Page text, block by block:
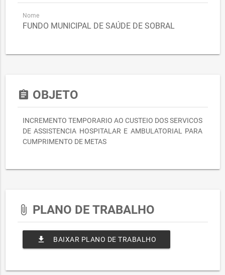
Nome
FUNDO MUNICIPAL DE SAÚDE DE SOBRAL
assignment OBJETO
INCREMENTO TEMPORARIO AO CUSTEIO DOS SERVICOS
DE ASSISTENCIA HOSPITALAR E AMBULATORIAL PARA
CUMPRIMENTO DE METAS
attach_file PLANO DE TRABALHO
file_download BAIXAR PLANO DE TRABALHO